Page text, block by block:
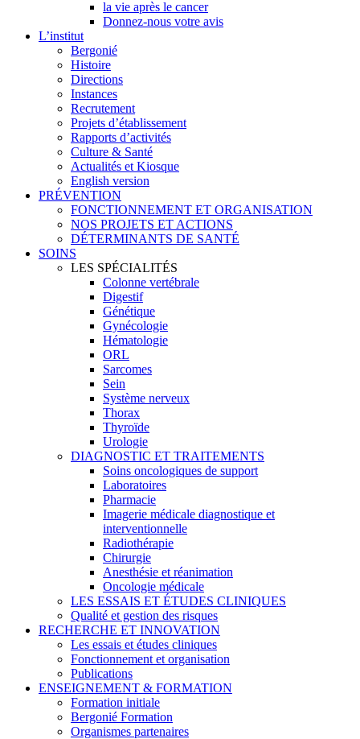
la vie après le cancer
Donnez-nous votre avis
L’institut
Bergonié
Histoire
Directions
Instances
Recrutement
Projets d’établissement
Rapports d’activités
Culture & Santé
Actualités et Kiosque
English version
PRÉVENTION
FONCTIONNEMENT ET ORGANISATION
NOS PROJETS ET ACTIONS
DÉTERMINANTS DE SANTÉ
SOINS
LES SPÉCIALITÉS
Colonne vertébrale
Digestif
Génétique
Gynécologie
Hématologie
ORL
Sarcomes
Sein
Système nerveux
Thorax
Thyroïde
Urologie
DIAGNOSTIC ET TRAITEMENTS
Soins oncologiques de support
Laboratoires
Pharmacie
Imagerie médicale diagnostique et
interventionnelle
Radiothérapie
Chirurgie
Anesthésie et réanimation
Oncologie médicale
LES ESSAIS ET ÉTUDES CLINIQUES
Qualité et gestion des risques
RECHERCHE ET INNOVATION
Les essais et études cliniques
Fonctionnement et organisation
Publications
ENSEIGNEMENT & FORMATION
Formation initiale
Bergonié Formation
Organismes partenaires